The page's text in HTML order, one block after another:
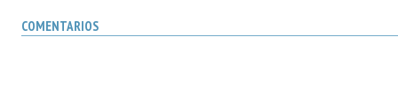
COMENTARIOS